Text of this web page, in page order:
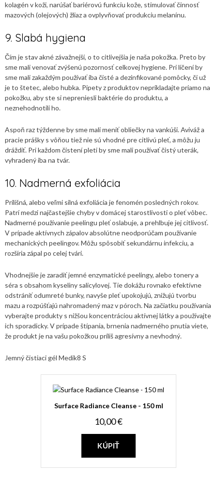
kolagén v koži, narúšať bariérovú funkciu kože, stimulovať činnosť
mazových (olejových) žliaz a ovplyvňovať produkciu melanínu.
9. Slabá hygiena
Čím je stav akné závažnejší, o to citlivejšia je naša pokožka. Preto by
sme mali venovať zvýšenú pozornosť celkovej hygiene. Pri líčení by
sme mali zakaždým používať iba čisté a dezinfikované pomôcky, či už
je to štetec, alebo hubka. Pipety z produktov neprikladajte priamo na
pokožku, aby ste si nepreniesli baktérie do produktu, a
neznehodnotili ho.
Aspoň raz týždenne by sme mali meniť obliečky na vankúši. Aviváž a
pracie prášky s vôňou tiež nie sú vhodné pre citlivú pleť, a môžu ju
dráždiť. Pri každom čistení pleti by sme mali používať čistý uterák,
vyhradený iba na tvár.
10. Nadmerná exfoliácia
Prílišná, alebo veľmi silná exfoliácia je fenomén posledných rokov.
Patrí medzi najčastejšie chyby v domácej starostlivosti o pleť vôbec.
Nadmerné používanie peelingu pleť oslabuje, a prehlbuje jej citlivosť.
V prípade aktívnych zápalov absolútne neodporúčam používanie
mechanických peelingov. Môžu spôsobiť sekundárnu infekciu, a
rozšíria zápal po celej tvári.
Vhodnejšie je zaradiť jemné enzymatické peelingy, alebo tonery a
séra s obsahom kyseliny salicylovej. Tie dokážu rovnako efektívne
odstrániť odumreté bunky, navyše pleť upokojujú, znižujú tvorbu
mazu a rozpúšťajú nahromadený maz v póroch. Na začiatku používania
vyberajte produkty s nižšou koncentráciou aktívnej látky a používajte
ich sporadicky. V prípade štípania, brnenia nadmerného pnutia viete,
že produkt je na vašu pokožkou príliš agresívny a nevhodný.
Jemný čistiaci gél Medik8 S
Surface Radiance Cleanse - 150 ml
10,00 €
KÚPIŤ